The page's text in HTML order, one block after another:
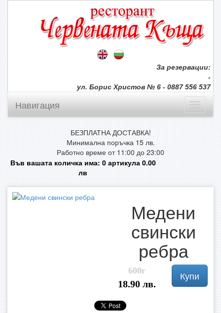
За резервации:
-
ул. Борис Христов № 6 - 0887 556 537
Навигация
БЕЗПЛАТНА ДОСТАВКА!
Минимална поръчка 15 лв.
Работно време от 11:00 до 23:00
Във вашата количка има:0артикула0.00
лв
Медени
свински
ребра
600г
18.90 лв.
Купи